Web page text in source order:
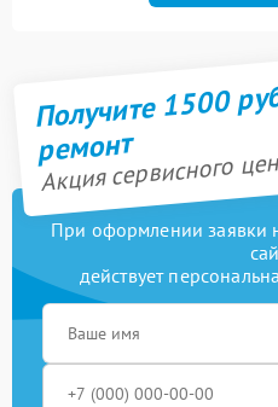
Получите 1500
ремонт
Акция сервисного
При оформлении заявки
действует